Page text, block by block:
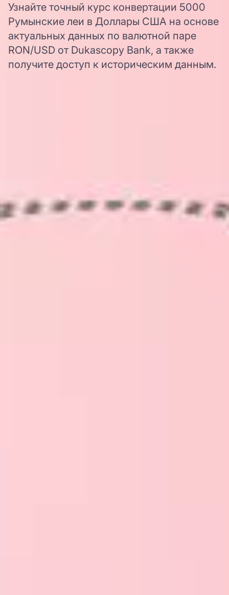
Узнайте точный курс конвертации 5000
Румынские леи в Доллары США на основе
актуальных данных по валютной паре
RON/USD от Dukascopy Bank, а также
получите доступ к историческим данным.